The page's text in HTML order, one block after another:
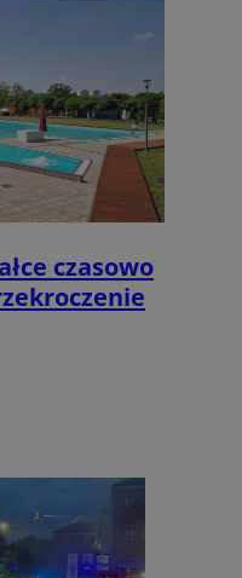
czasowo